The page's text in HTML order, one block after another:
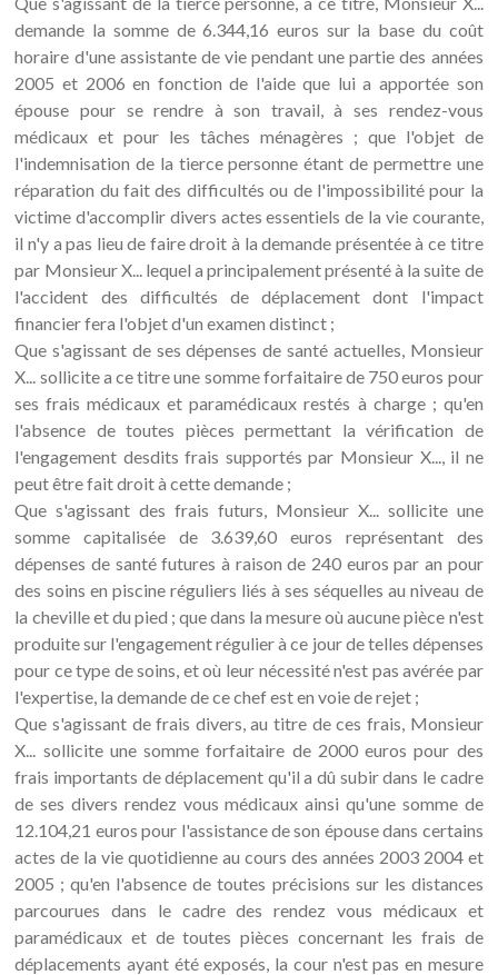
demande la somme de 6.344,16 euros sur la base du coût
horaire d'une assistante de vie pendant une partie des années
2005 et 2006 en fonction de l'aide que lui a apportée son
épouse pour se rendre à son travail, à ses rendez-vous
médicaux et pour les tâches ménagères ; que l'objet de
l'indemnisation de la tierce personne étant de permettre une
réparation du fait des difficultés ou de l'impossibilité pour la
victime d'accomplir divers actes essentiels de la vie courante,
il n'y a pas lieu de faire droit à la demande présentée à ce titre
par Monsieur X... lequel a principalement présenté à la suite de
l'accident des difficultés de déplacement dont l'impact
financier fera l'objet d'un examen distinct ;
Que s'agissant de ses dépenses de santé actuelles, Monsieur
X... sollicite a ce titre une somme forfaitaire de 750 euros pour
ses frais médicaux et paramédicaux restés à charge ; qu'en
l'absence de toutes pièces permettant la vérification de
l'engagement desdits frais supportés par Monsieur X..., il ne
peut être fait droit à cette demande ;
Que s'agissant des frais futurs, Monsieur X... sollicite une
somme capitalisée de 3.639,60 euros représentant des
dépenses de santé futures à raison de 240 euros par an pour
des soins en piscine réguliers liés à ses séquelles au niveau de
la cheville et du pied ; que dans la mesure où aucune pièce n'est
produite sur l'engagement régulier à ce jour de telles dépenses
pour ce type de soins, et où leur nécessité n'est pas avérée par
l'expertise, la demande de ce chef est en voie de rejet ;
Que s'agissant de frais divers, au titre de ces frais, Monsieur
X... sollicite une somme forfaitaire de 2000 euros pour des
frais importants de déplacement qu'il a dû subir dans le cadre
de ses divers rendez vous médicaux ainsi qu'une somme de
12.104,21 euros pour l'assistance de son épouse dans certains
actes de la vie quotidienne au cours des années 2003 2004 et
2005 ; qu'en l'absence de toutes précisions sur les distances
parcourues dans le cadre des rendez vous médicaux et
paramédicaux et de toutes pièces concernant les frais de
déplacements ayant été exposés, la cour n'est pas en mesure